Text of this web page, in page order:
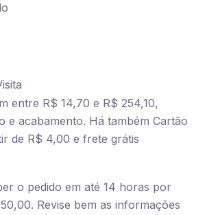
entre R$ 14,70 e R$ 254,10,
e acabamento. Há também Cartão
de R$ 4,00 e frete grátis
o pedido em até 14 horas por
Revise bem as informações